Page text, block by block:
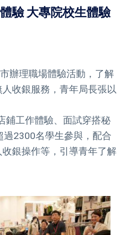
驗 大專院校生體驗
辦理職場體驗活動，了解
收銀服務，青年局長張以
鋪工作體驗、面試穿搭秘
2300名學生參與，配合
銀操作等，引導青年了解